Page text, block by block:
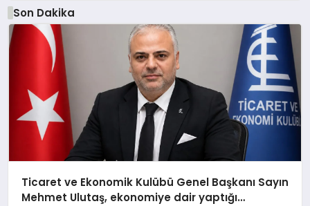
Son Dakika
Ticaret ve Ekonomik Kulübü Genel Başkanı Sayın
Mehmet Ulutaş, ekonomiye dair yaptığı